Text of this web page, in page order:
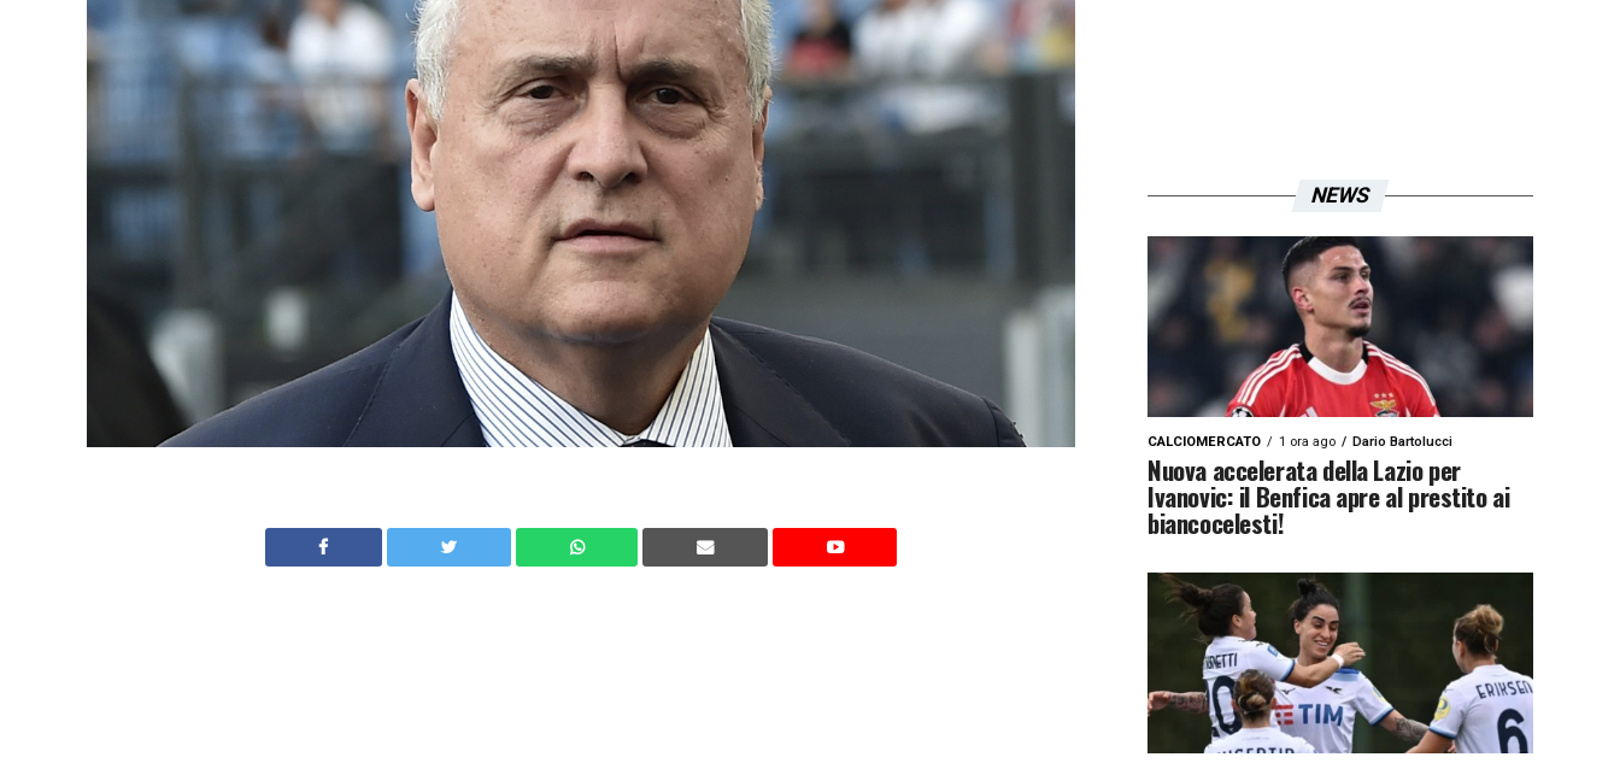
NEWS
CALCIOMERCATO 1 ora ago Dario Bartolucci
Nuova accelerata della Lazio per
Ivanovic: il Benfica apre al prestito ai
biancocelesti!